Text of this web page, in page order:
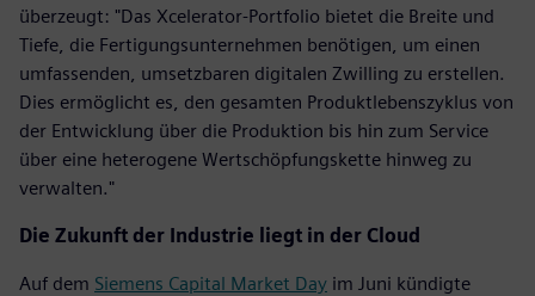
überzeugt: "Das Xcelerator-Portfolio bietet die Breite und
Tiefe, die Fertigungsunternehmen benötigen, um einen
umfassenden, umsetzbaren digitalen Zwilling zu erstellen.
Dies ermöglicht es, den gesamten Produktlebenszyklus von
der Entwicklung über die Produktion bis hin zum Service
über eine heterogene Wertschöpfungskette hinweg zu
verwalten."
Die Zukunft der Industrie liegt in der Cloud
Auf dem Siemens Capital Market Day im Juni kündigte